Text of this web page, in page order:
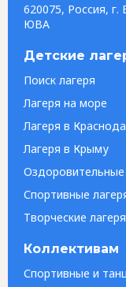
620075, Россия, г.
ЮВА
Детские
Поиск лагеря
Лагеря на море
Лагеря в
Лагеря в Крыму
Оздоровительные
Спортивные
Творческие лагеря
Коллективам
Спортивные и